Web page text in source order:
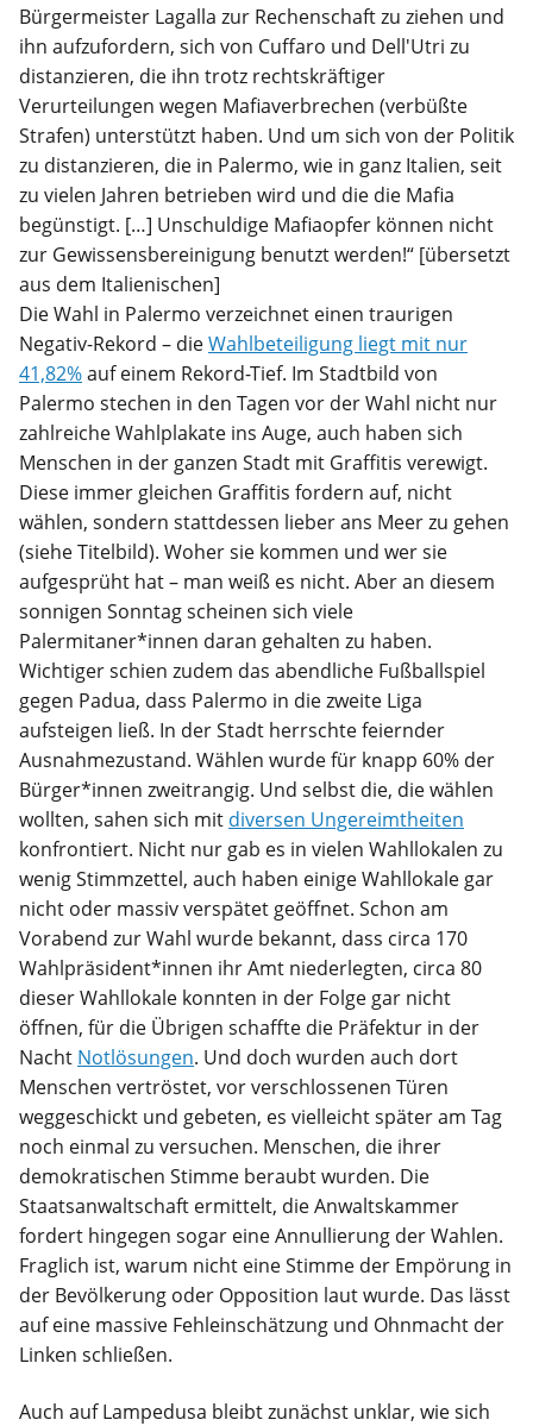
Bürgermeister Lagalla zur Rechenschaft zu ziehen und
ihn aufzufordern, sich von Cuffaro und Dell'Utri zu
distanzieren, die ihn trotz rechtskräftiger
Verurteilungen wegen Mafiaverbrechen (verbüßte
Strafen) unterstützt haben. Und um sich von der Politik
zu distanzieren, die in Palermo, wie in ganz Italien, seit
zu vielen Jahren betrieben wird und die die Mafia
begünstigt. […] Unschuldige Mafiaopfer können nicht
zur Gewissensbereinigung benutzt werden!“ [übersetzt
aus dem Italienischen]
Die Wahl in Palermo verzeichnet einen traurigen
Negativ-Rekord – dieWahlbeteiligung liegt mit nur
41,82%auf einem Rekord-Tief. Im Stadtbild von
Palermo stechen in den Tagen vor der Wahl nicht nur
zahlreiche Wahlplakate ins Auge, auch haben sich
Menschen in der ganzen Stadt mit Graffitis verewigt.
Diese immer gleichen Graffitis fordern auf, nicht
wählen, sondern stattdessen lieber ans Meer zu gehen
(siehe Titelbild). Woher sie kommen und wer sie
aufgesprüht hat – man weiß es nicht. Aber an diesem
sonnigen Sonntag scheinen sich viele
Palermitaner*innen daran gehalten zu haben.
Wichtiger schien zudem das abendliche Fußballspiel
gegen Padua, dass Palermo in die zweite Liga
aufsteigen ließ. In der Stadt herrschte feiernder
Ausnahmezustand. Wählen wurde für knapp 60% der
Bürger*innen zweitrangig. Und selbst die, die wählen
wollten, sahen sich mit diversen Ungereimtheiten
konfrontiert. Nicht nur gab es in vielen Wahllokalen zu
wenig Stimmzettel, auch haben einige Wahllokale gar
nicht oder massiv verspätet geöffnet. Schon am
Vorabend zur Wahl wurde bekannt, dass circa 170
Wahlpräsident*innen ihr Amt niederlegten, circa 80
dieser Wahllokale konnten in der Folge gar nicht
öffnen, für die Übrigen schaffte die Präfektur in der
Nacht Notlösungen. Und doch wurden auch dort
Menschen vertröstet, vor verschlossenen Türen
weggeschickt und gebeten, es vielleicht später am Tag
noch einmal zu versuchen. Menschen, die ihrer
demokratischen Stimme beraubt wurden. Die
Staatsanwaltschaft ermittelt, die Anwaltskammer
fordert hingegen sogar eine Annullierung der Wahlen.
Fraglich ist, warum nicht eine Stimme der Empörung in
der Bevölkerung oder Opposition laut wurde. Das lässt
auf eine massive Fehleinschätzung und Ohnmacht der
Linken schließen.
Auch auf Lampedusa bleibt zunächst unklar, wie sich